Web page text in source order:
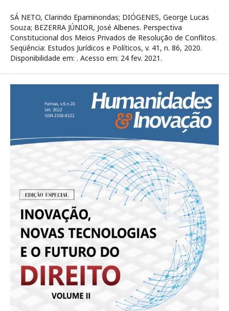
SÁ NETO, Clarindo Epaminondas; DIÓGENES, George Lucas
Souza; BEZERRA JÚNIOR, José Albenes. Perspectiva
Constitucional dos Meios Privados de Resolução de Conflitos.
Seqüência: Estudos Jurídicos e Políticos, v. 41, n. 86, 2020.
Disponibilidade em: . Acesso em: 24 fev. 2021.